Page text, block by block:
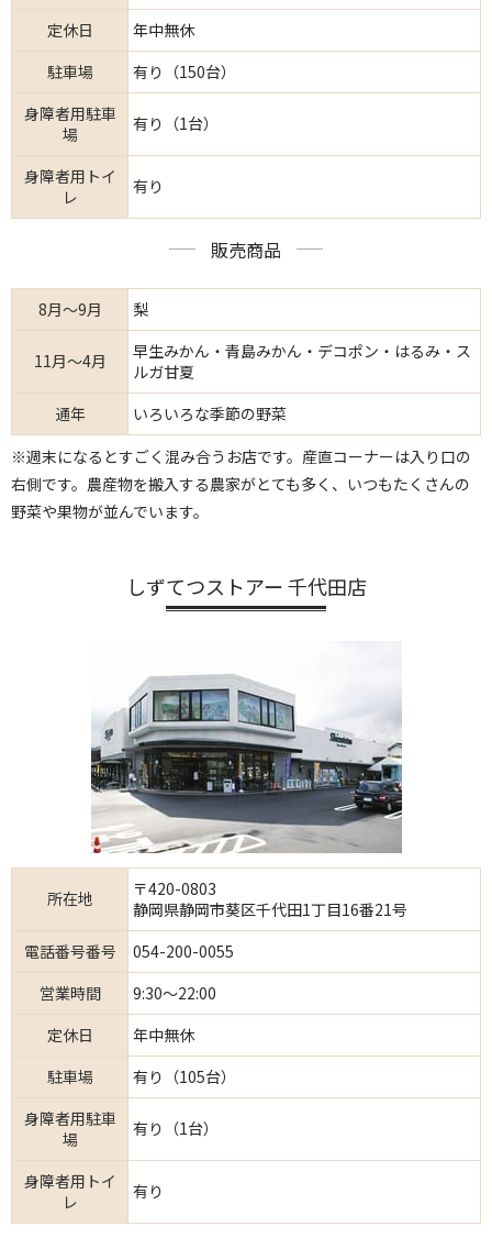
定休日
年中無休
駐車場
有り（150台）
身障者用駐車
場
有り（1台）
身障者用トイ
レ
有り
販売商品
8月～9月 梨
11月～4月
早生みかん・青島みかん・デコポン・はるみ・ス
ルガ甘夏
通年
いろいろな季節の野菜
※週末になるとすごく混み合うお店です。産直コーナーは入り口の
右側です。農産物を搬入する農家がとても多く、いつもたくさんの
野菜や果物が並んでいます。
しずてつストアー 千代田店
所在地
〒420-0803
静岡県静岡市葵区千代田1丁目16番21号
電話番号番号
054-200-0055
営業時間
9:30～22:00
定休日
年中無休
駐車場
有り（105台）
身障者用駐車
場
有り（1台）
身障者用トイ
レ
有り